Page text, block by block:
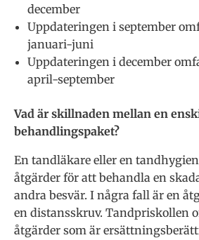
december
Uppdateringen i september
januari-juni
Uppdateringen i december
april-september
Vad är skillnaden mellan en
behandlingspaket?
En tandläkare eller en
åtgärder för att behandla en
andra besvär. I några fall är en
en distansskruv. Tandpriskollen
åtgärder som är